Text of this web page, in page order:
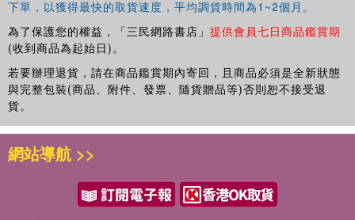
下單，以獲得最快的取貨速度，平均調貨時間為1~2個月。
為了保護您的權益，「三民網路書店」 提供會員七日商品鑑賞期
(收到商品為起始日)。
若要辦理退貨，請在商品鑑賞期內寄回，且商品必須是全新狀態
與完整包裝(商品、附件、發票、隨貨贈品等)否則恕不接受退
貨。
網站導航 >>